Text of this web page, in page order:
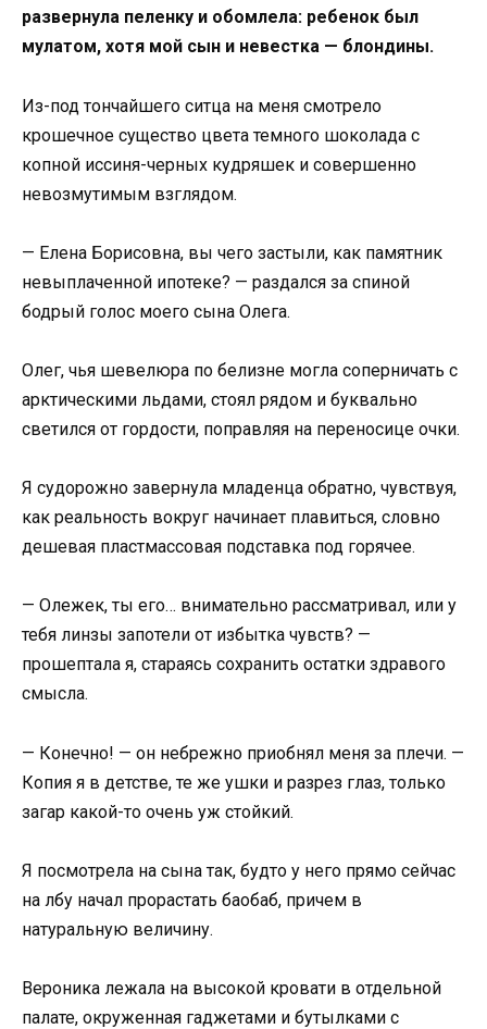
развернула пеленку и обомлела: ребенок был
мулатом, хотя мой сын и невестка — блондины.
Из-под тончайшего ситца на меня смотрело
крошечное существо цвета темного шоколада с
копной иссиня-черных кудряшек и совершенно
невозмутимым взглядом.
— Елена Борисовна, вы чего застыли, как памятник
невыплаченной ипотеке? — раздался за спиной
бодрый голос моего сына Олега.
Олег, чья шевелюра по белизне могла соперничать с
арктическими льдами, стоял рядом и буквально
светился от гордости, поправляя на переносице очки.
Я судорожно завернула младенца обратно, чувствуя,
как реальность вокруг начинает плавиться, словно
дешевая пластмассовая подставка под горячее.
— Олежек, ты его… внимательно рассматривал, или у
тебя линзы запотели от избытка чувств? —
прошептала я, стараясь сохранить остатки здравого
смысла.
— Конечно! — он небрежно приобнял меня за плечи. —
Копия я в детстве, те же ушки и разрез глаз, только
загар какой-то очень уж стойкий.
Я посмотрела на сына так, будто у него прямо сейчас
на лбу начал прорастать баобаб, причем в
натуральную величину.
Вероника лежала на высокой кровати в отдельной
палате, окруженная гаджетами и бутылками с